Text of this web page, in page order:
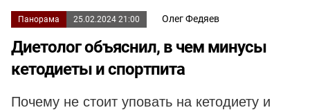
Панорама 25.02.2024 21:00 Олег Федяев
Диетолог объяснил, в чем минусы
кетодиеты и спортпита
Почему не стоит уповать на кетодиету и